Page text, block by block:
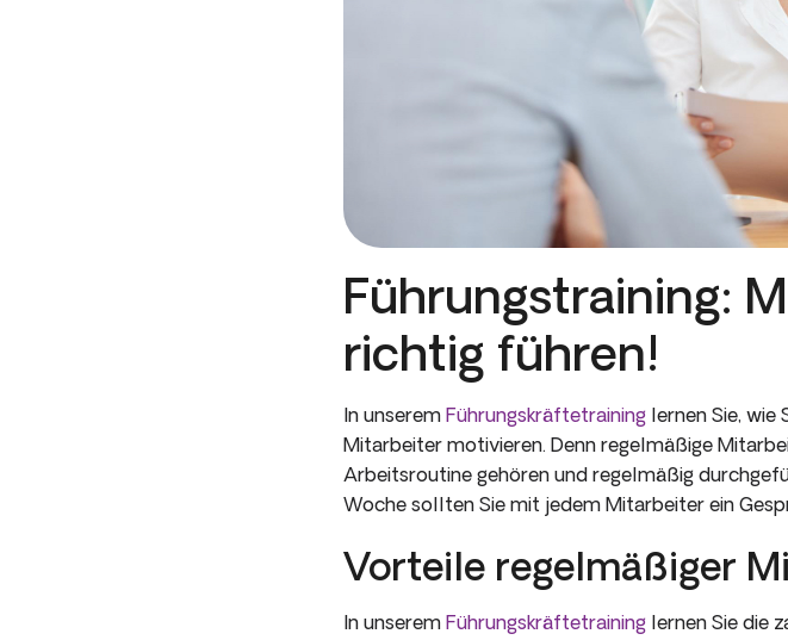
Führungstraining:
richtig führen!
In unserem Führungskräftetraining lernen Sie, wie
Mitarbeiter motivieren. Denn regelmäßige
Arbeitsroutine gehören und regelmäßig
Woche sollten Sie mit jedem Mitarbeiter ein
Vorteile regelmäßiger
In unserem Führungskräftetraining lernen Sie die